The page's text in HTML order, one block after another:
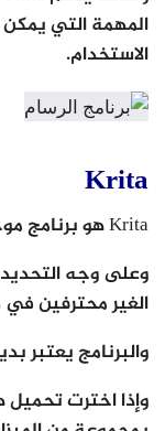
المهمة التي
الاستخدام.
Krita
Krita هو برنامج موجه نحو الفنانين الرقميين.
وعلى وجه
الغير محترفين في
والبرنامج يعتبر
وإذا اخترت تحميل